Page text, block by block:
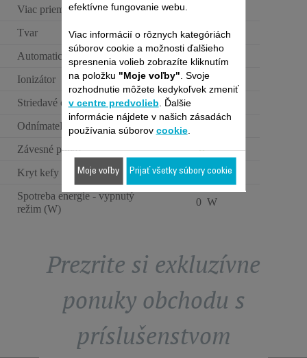
Viac priemerov
Tvar
Okrúhly
Automatické otáčanie
Ionizátor
Striedavé otáčanie
Odnímateľná zadná mriežka
Závesné pútko
Kryt kefy
Spotreba energie - vypnutý
režim (W)
0 W
Prezrite si exkluzívne
ponuky obchodu s
príslušenstvom
efektívne fungovanie webu.
Viac informácií o rôznych kategóriách
súborov cookie a možnosti ďalšieho
spresnenia volieb zobrazíte kliknutím
na položku "Moje voľby" . Svoje
rozhodnutie môžete kedykoľvek zmeniť
v centre predvolieb . Ďalšie
informácie nájdete v našich zásadách
používania súborov cookie.
Moje voľby Prijať všetky súbory cookie